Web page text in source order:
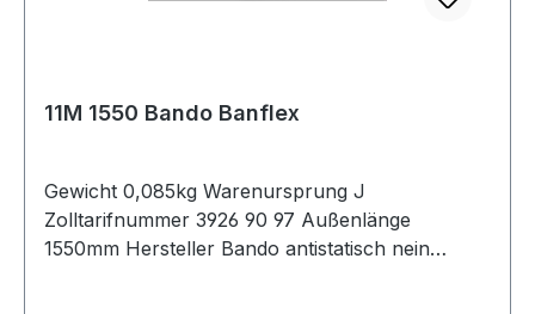
11M 1550 Bando Banflex
Gewicht 0,085kg Warenursprung J
Zolltarifnummer 3926 90 97 Außenlänge
1550mm Hersteller Bando antistatisch nein